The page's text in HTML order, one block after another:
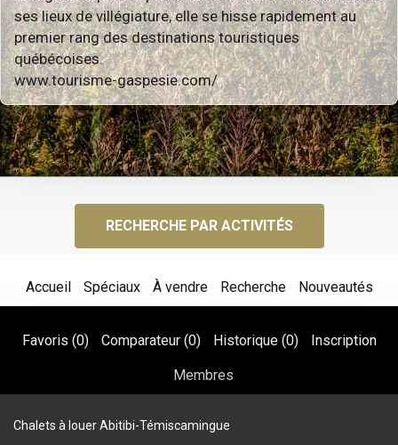
ses lieux de villégiature, elle se hisse rapidement au
premier rang des destinations touristiques
québécoises.
www.tourisme-gaspesie.com/
RECHERCHE PAR ACTIVITÉS
Accueil Spéciaux À vendre Recherche Nouveautés
Favoris (0) Comparateur (0) Historique (0) Inscription
Membres
Chalets à louer Abitibi-Témiscamingue